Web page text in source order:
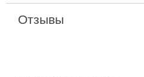
Отзывы